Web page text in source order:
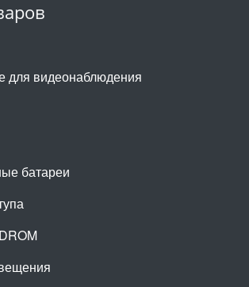
для видеонаблюдения
батареи